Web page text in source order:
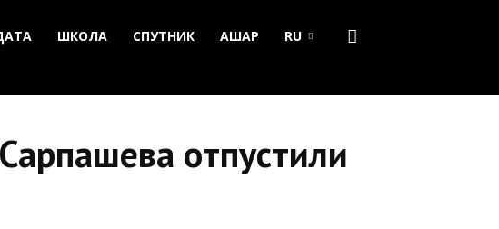
ШКОЛА СПУТНИК АШАР RU
отпустили